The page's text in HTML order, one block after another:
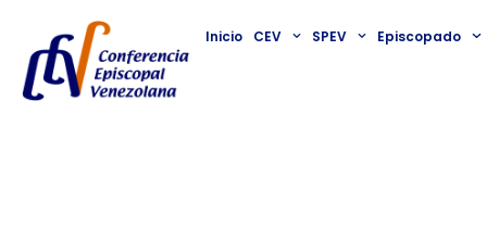
Inicio CEV SPEV Episcopado